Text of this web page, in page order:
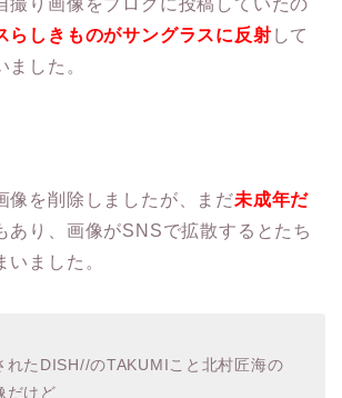
らしきものがサングラスに反射 して
した。
像を削除しましたが、まだ未成年だ
あり、画像がSNSで拡散するとたち
いました。
れたDISH//のTAKUMIこと北村匠海の
だけど